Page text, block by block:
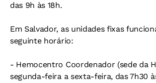
das 9h às 18h.
Em Salvador, as unidades fixas
seguinte horário:
- Hemocentro Coordenador (sede da
segunda-feira a sexta-feira, das 7h30